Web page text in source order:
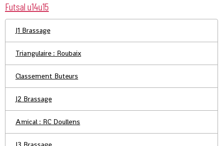
Futsal u14u15
J1 Brassage
Triangulaire : Roubaix
Classement Buteurs
J2 Brassage
Amical : RC Doullens